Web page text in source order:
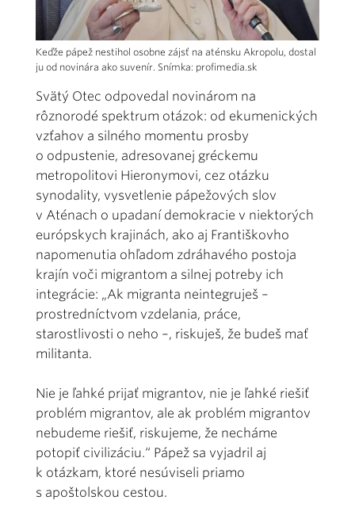
Keďže pápež nestihol osobne zájsť na aténsku Akropolu, dostal
ju od novinára ako suvenír. Snímka: profimedia.sk
Svätý Otec odpovedal novinárom na
rôznorodé spektrum otázok: od ekumenických
vzťahov a silného momentu prosby
o odpustenie, adresovanej gréckemu
metropolitovi Hieronymovi, cez otázku
synodality, vysvetlenie pápežových slov
v Aténach o upadaní demokracie v niektorých
európskych krajinách, ako aj Františkovho
napomenutia ohľadom zdráhavého postoja
krajín voči migrantom a silnej potreby ich
integrácie: „Ak migranta neintegruješ –
prostredníctvom vzdelania, práce,
starostlivosti o neho –, riskuješ, že budeš mať
militanta.
Nie je ľahké prijať migrantov, nie je ľahké riešiť
problém migrantov, ale ak problém migrantov
nebudeme riešiť, riskujeme, že necháme
potopiť civilizáciu.“ Pápež sa vyjadril aj
k otázkam, ktoré nesúviseli priamo
s apoštolskou cestou.